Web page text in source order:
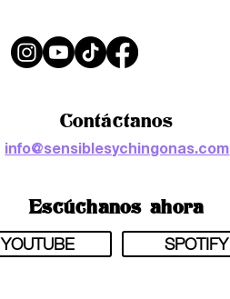
Contáctanos
info@sensiblesychingonas.com
Escúchanos ahora
YOUTUBE SPOTIFY